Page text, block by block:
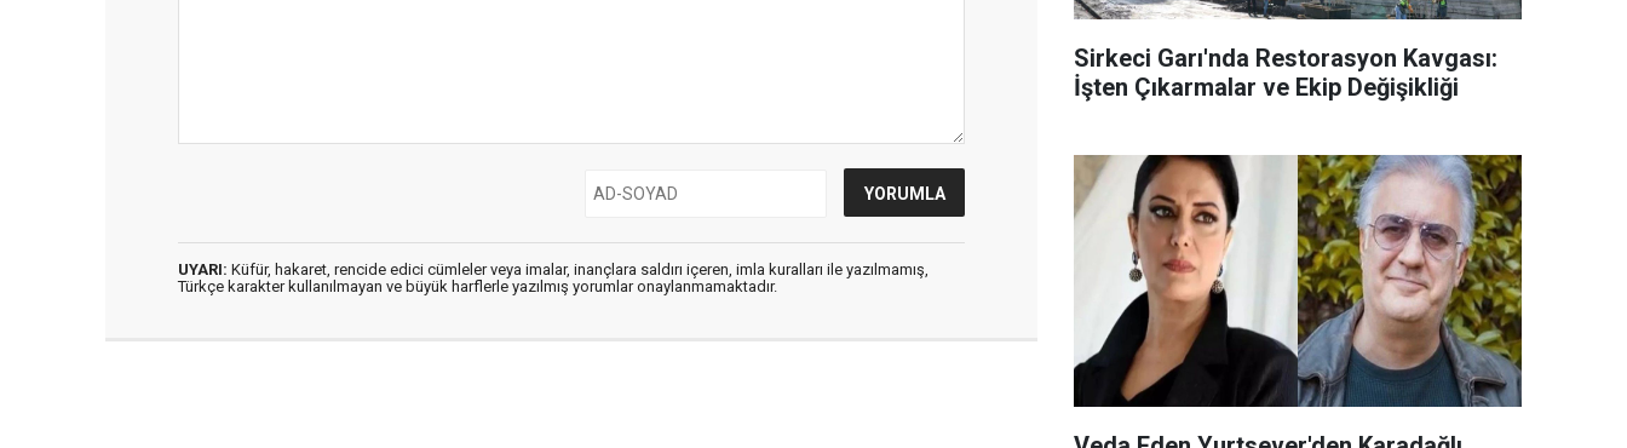
UYARI: Küfür, hakaret, rencide edici cümleler veya imalar, inançlara saldırı içeren, imla kuralları ile yazılmamış,
Türkçe karakter kullanılmayan ve büyük harflerle yazılmış yorumlar onaylanmamaktadır.
Sirkeci Garı'nda Restorasyon Kavgası:
İşten Çıkarmalar ve Ekip Değişikliği